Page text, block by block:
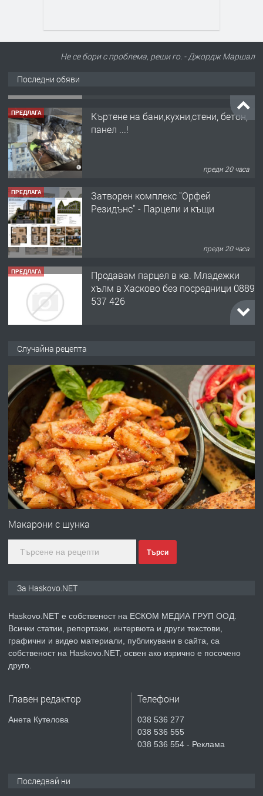
Не се бори с проблема, реши го. - Джордж Маршал
Последни обяви
ПРЕДЛАГА
Къртене на бани,кухни,стени, бетон,
панел ...!
ПРЕДЛАГА
Резидънс" - Парцели и къщи
ПРЕДЛАГА
хълм в Хасково без посредници 0889
537 426
преди 20 часа
преди 20 часа
ПРЕДЛАГА Под НАЕМ двустаен Орфей
преди 3 дни
ПРЕДЛАГА
Нов апартамент на ул. Липа до
преди 5 дни
ПРЕДЛАГА
НАПЪЛНО ОБЗАВЕДЕН И
Давам гараж под наем
Случайна рецепта
Макарони с шунка
Търси
За Haskovo.NET
Haskovo.NET е собственост на ЕСКОМ МЕДИА ГРУП ООД.
Всички статии, репортажи, интервюта и други текстови,
графични и видео материали, публикувани в сайта, са
собственост на Haskovo.NET, освен ако изрично е посочено
друго.
Главен редактор
Анета Кутелова
Телефони
038 536 277
038 536 555
038 536 554 - Реклама
Последвай ни